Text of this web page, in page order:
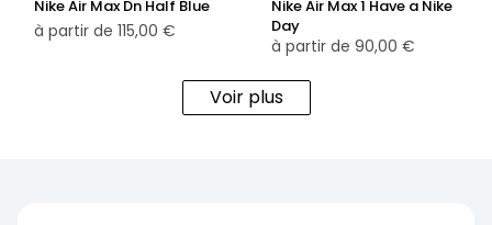
Nike Air Max Dn Half Blue
à partir de 115,00 €
Nike Air Max 1 Have a Nike
Day
à partir de 90,00 €
Voir plus